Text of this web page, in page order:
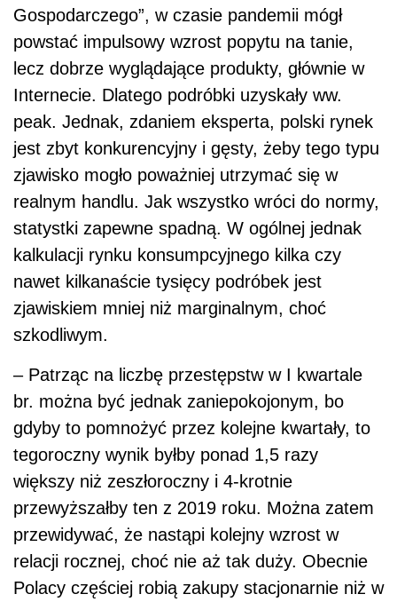
Gospodarczego”, w czasie pandemii mógł
powstać impulsowy wzrost popytu na tanie,
lecz dobrze wyglądające produkty, głównie w
Internecie. Dlatego podróbki uzyskały ww.
peak. Jednak, zdaniem eksperta, polski rynek
jest zbyt konkurencyjny i gęsty, żeby tego typu
zjawisko mogło poważniej utrzymać się w
realnym handlu. Jak wszystko wróci do normy,
statystki zapewne spadną. W ogólnej jednak
kalkulacji rynku konsumpcyjnego kilka czy
nawet kilkanaście tysięcy podróbek jest
zjawiskiem mniej niż marginalnym, choć
szkodliwym.
– Patrząc na liczbę przestępstw w I kwartale
br. można być jednak zaniepokojonym, bo
gdyby to pomnożyć przez kolejne kwartały, to
tegoroczny wynik byłby ponad 1,5 razy
większy niż zeszłoroczny i 4-krotnie
przewyższałby ten z 2019 roku. Można zatem
przewidywać, że nastąpi kolejny wzrost w
relacji rocznej, choć nie aż tak duży. Obecnie
Polacy częściej robią zakupy stacjonarnie niż w